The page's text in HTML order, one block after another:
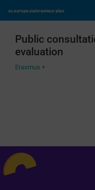
Public
evaluation
Erasmus +